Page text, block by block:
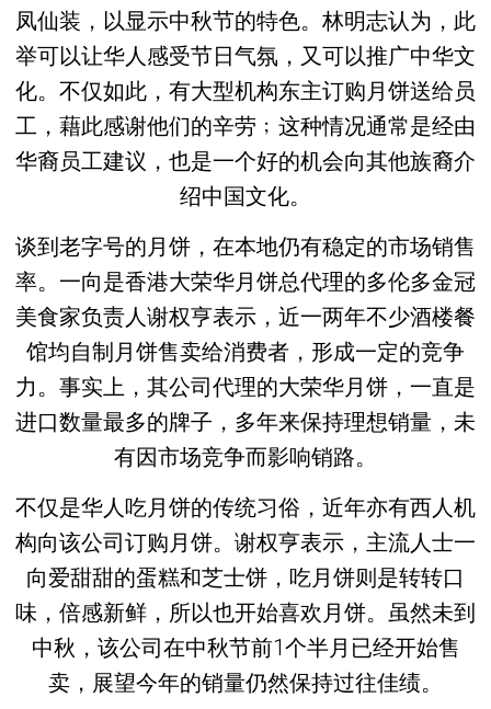
凤仙装，以显示中秋节的特色。林明志认为，此
举可以让华人感受节日气氛，又可以推广中华文
化。不仅如此，有大型机构东主订购月饼送给员
工，藉此感谢他们的辛劳﹔这种情况通常是经由
华裔员工建议，也是一个好的机会向其他族裔介
绍中国文化。
谈到老字号的月饼，在本地仍有稳定的市场销售
率。一向是香港大荣华月饼总代理的多伦多金冠
美食家负责人谢权亨表示，近一两年不少酒楼餐
馆均自制月饼售卖给消费者，形成一定的竞争
力。事实上，其公司代理的大荣华月饼，一直是
进口数量最多的牌子，多年来保持理想销量，未
有因市场竞争而影响销路。
不仅是华人吃月饼的传统习俗，近年亦有西人机
构向该公司订购月饼。谢权亨表示，主流人士一
向爱甜甜的蛋糕和芝士饼，吃月饼则是转转口
味，倍感新鲜，所以也开始喜欢月饼。虽然未到
中秋，该公司在中秋节前1个半月已经开始售
卖，展望今年的销量仍然保持过往佳绩。